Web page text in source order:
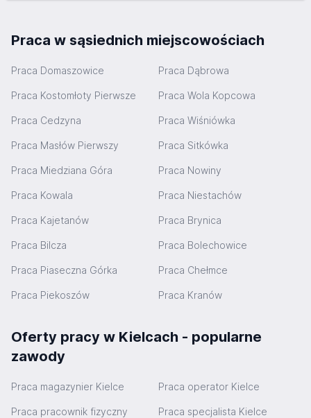
Praca w sąsiednich miejscowościach
Praca Domaszowice Praca Dąbrowa
Praca Kostomłoty Pierwsze Praca Wola Kopcowa
Praca Cedzyna Praca Wiśniówka
Praca Masłów Pierwszy Praca Sitkówka
Praca Miedziana Góra Praca Nowiny
Praca Kowala Praca Niestachów
Praca Kajetanów Praca Brynica
Praca Bilcza Praca Bolechowice
Praca Piaseczna Górka Praca Chełmce
Praca Piekoszów Praca Kranów
Oferty pracy w Kielcach - popularne
zawody
Praca magazynier Kielce Praca operator Kielce
Praca pracownik fizyczny
Praca specjalista Kielce